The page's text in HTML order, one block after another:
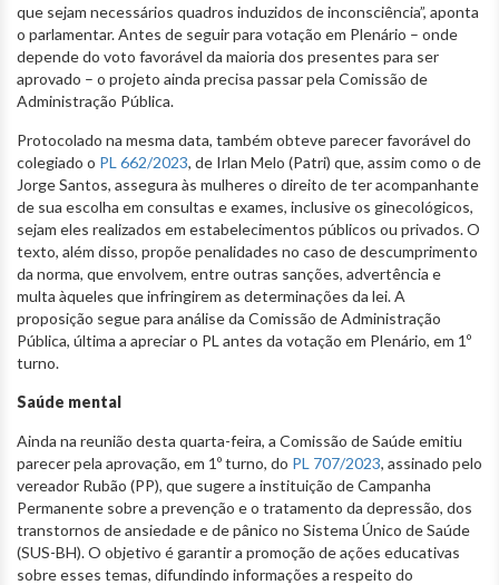
que sejam necessários quadros induzidos de inconsciência”, aponta
o parlamentar. Antes de seguir para votação em Plenário – onde
depende do voto favorável da maioria dos presentes para ser
aprovado – o projeto ainda precisa passar pela Comissão de
Administração Pública.
Protocolado na mesma data, também obteve parecer favorável do
colegiado o PL 662/2023, de Irlan Melo (Patri) que, assim como o de
Jorge Santos, assegura às mulheres o direito de ter acompanhante
de sua escolha em consultas e exames, inclusive os ginecológicos,
sejam eles realizados em estabelecimentos públicos ou privados. O
texto, além disso, propõe penalidades no caso de descumprimento
da norma, que envolvem, entre outras sanções, advertência e
multa àqueles que infringirem as determinações da lei. A
proposição segue para análise da Comissão de Administração
Pública, última a apreciar o PL antes da votação em Plenário, em 1º
turno.
Saúde mental
Ainda na reunião desta quarta-feira, a Comissão de Saúde emitiu
parecer pela aprovação, em 1º turno, do PL 707/2023, assinado pelo
vereador Rubão (PP), que sugere a instituição de Campanha
Permanente sobre a prevenção e o tratamento da depressão, dos
transtornos de ansiedade e de pânico no Sistema Único de Saúde
(SUS-BH). O objetivo é garantir a promoção de ações educativas
sobre esses temas, difundindo informações a respeito do